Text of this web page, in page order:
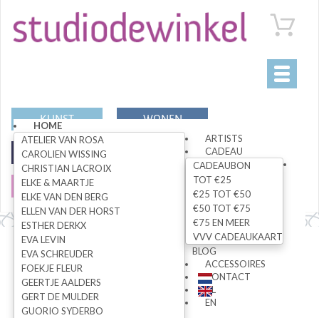
Toggle
HOME
ARTISTS
ATELIER VAN ROSA
CAROLIEN WISSING
CHRISTIAN LACROIX
ELKE & MAARTJE
ELKE VAN DEN BERG
ELLEN VAN DER HORST
ESTHER DERKX
EVA LEVIN
EVA SCHREUDER
FOEKJE FLEUR
GEERTJE AALDERS
GERT DE MULDER
GUORIO SYDERBO
CADEAU
CADEAUBON
TOT €25
€25 TOT €50
€50 TOT €75
€75 EN MEER
VVV CADEAUKAART
BLOG
ACCESSOIRES
CONTACT
NL
EN
KUNST WONEN
MODE
SALE
ZOEK